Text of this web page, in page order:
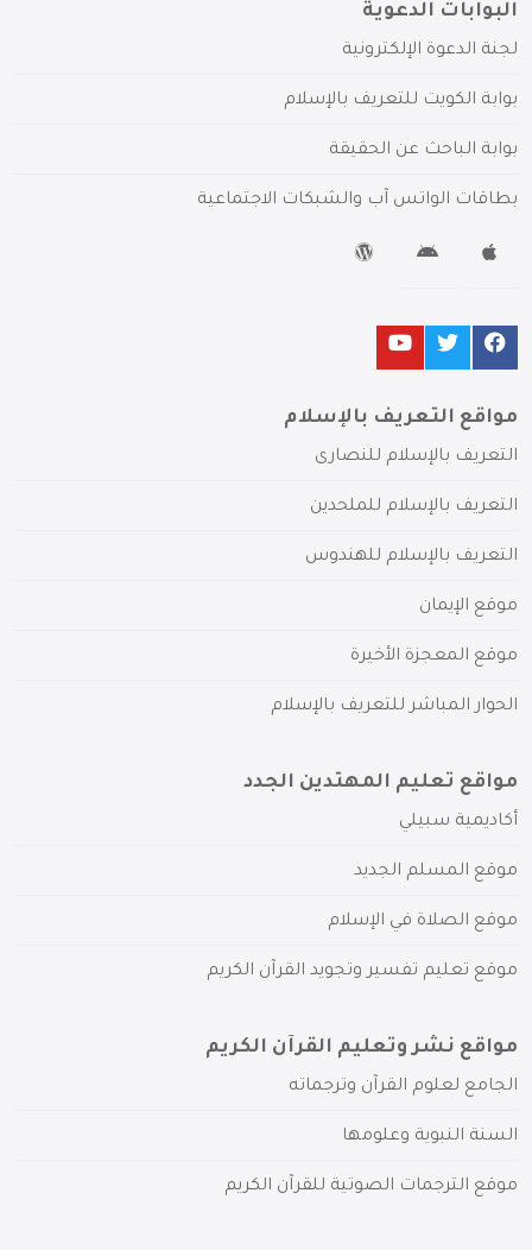
البوابات الدعوية
لجنة الدعوة الإلكترونية
بوابة الكويت للتعريف بالإسلام
بوابة الباحث عن الحقيقة
بطاقات الواتس آب والشبكات الاجتماعية
مواقع التعريف بالإسلام
التعريف بالإسلام للنصارى
التعريف بالإسلام للملحدين
التعريف بالإسلام للهندوس
موقع الإيمان
موقع المعجزة الأخيرة
الحوار المباشر للتعريف بالإسلام
مواقع تعليم المهتدين الجدد
أكاديمية سبيلي
موقع المسلم الجديد
موقع الصلاة في الإسلام
موقع تعليم تفسير وتجويد القرآن الكريم
مواقع نشر وتعليم القرآن الكريم
الجامع لعلوم القرآن وترجماته
السنة النبوية وعلومها
موقع الترجمات الصوتية للقرآن الكريم